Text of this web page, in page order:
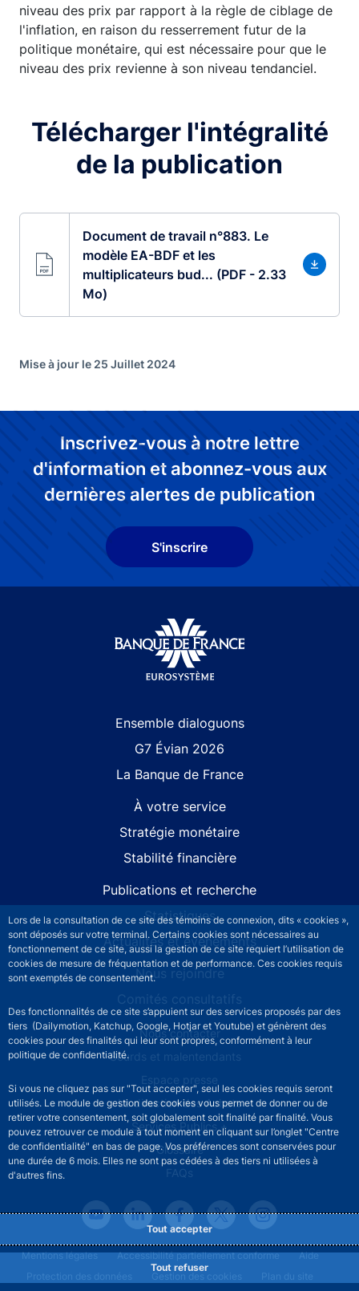
Lors de la consultation de ce site des témoins de connexion, dits « cookies »,
sont déposés sur votre terminal. Certains cookies sont nécessaires au
fonctionnement de ce site, aussi la gestion de ce site requiert l’utilisation de
cookies de mesure de fréquentation et de performance. Ces cookies requis
sont exemptés de consentement.
Des fonctionnalités de ce site s’appuient sur des services proposés par des
tiers (Dailymotion, Katchup, Google, Hotjar et Youtube) et génèrent des
cookies pour des finalités qui leur sont propres, conformément à leur
politique de confidentialité.
Si vous ne cliquez pas sur "Tout accepter", seul les cookies requis seront
utilisés. Le module de gestion des cookies vous permet de donner ou de
retirer votre consentement, soit globalement soit finalité par finalité. Vous
pouvez retrouver ce module à tout moment en cliquant sur l’onglet "Centre
de confidentialité" en bas de page. Vos préférences sont conservées pour
une durée de 6 mois. Elles ne sont pas cédées à des tiers ni utilisées à
d'autres fins.
Tout accepter
Tout refuser
niveau des prix par rapport à la règle de ciblage de
l'inflation, en raison du resserrement futur de la
politique monétaire, qui est nécessaire pour que le
niveau des prix revienne à son niveau tendanciel.
Télécharger l'intégralité
de la publication
Document de travail n°883. Le
modèle EA-BDF et les
multiplicateurs bud... (PDF - 2.33
Mo)
Mise à jour le 25 Juillet 2024
Inscrivez-vous à notre lettre
d'information et abonnez-vous aux
dernières alertes de publication
S'inscrire
Ensemble dialoguons
G7 Évian 2026
La Banque de France
À votre service
Stratégie monétaire
Stabilité financière
Publications et recherche
Statistiques
Actualités et événements
Nous rejoindre
Comités consultatifs
Footer secondary menuNous contacter
Sourds et malentendants
Espace presse
La direction des Achats
Services Publics +
Glossaire
FAQs
Footer legal notice menu
Mentions légales Accessibilité partiellement conforme
Aide
Protection des données
Gestion des cookies Plan du site